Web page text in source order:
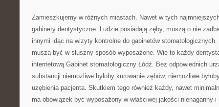
Zamieszkujemy w różnych miastach. Nawet w tych
gabinety dentystyczne. Ludzie posiadają zęby, muszą o nie
innymi idąc na wizyty kontrolne do gabinetów
muszą być w słuszny sposób wyposażone. Wie to każdy
internetową Gabinet stomatologiczny Łódź. Bez odpowiednich
substancji niemożliwe byłoby kurowanie zębów, niemożliwe
uzębienia pacjenta. Skutkiem tego również każdy, nawet
ma obowiązek być wyposażony w właściwej jakości nienaganny